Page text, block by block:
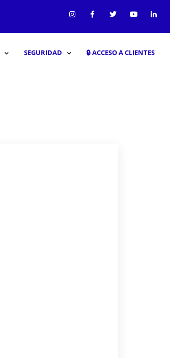
SEGURIDAD 🔒︎ ACCESO A CLIENTES